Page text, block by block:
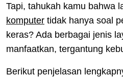
Tapi, tahukah kamu bahwa
komputer tidak hanya soal
keras? Ada berbagai jenis
manfaatkan, tergantung
Berikut penjelasan